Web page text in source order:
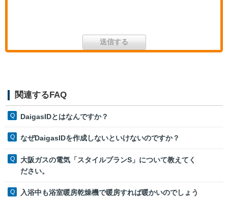
関連するFAQ
DaigasIDとはなんですか？
なぜDaigasIDを作成しないといけないのですか？
大阪ガスの電気「スタイルプランS」について教えてく
ださい。
入浴中も浴室暖房乾燥機で暖房すれば暖かいのでしょう